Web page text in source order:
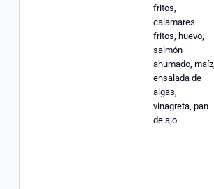
fritos,
calamares
fritos, huevo,
salmón
ahumado, maíz,
ensalada de
algas,
vinagreta, pan
de ajo